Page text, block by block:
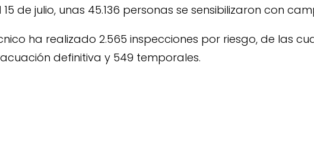
de julio, unas 45.136 personas se sensibilizaron con
ha realizado 2.565 inspecciones por riesgo, de las
definitiva y 549 temporales.